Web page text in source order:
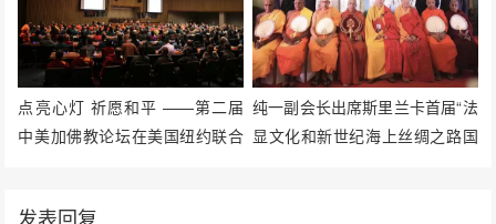
点亮心灯 祈愿和平 ——第二届
中美加佛教论坛在美国纽约联合
纯一副会长出席斯里兰卡首届“法
显文化和新世纪海上丝绸之路国
发表回复